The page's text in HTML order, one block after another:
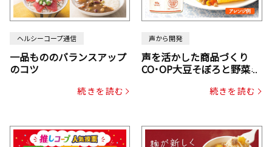
ヘルシーコープ通信
一品もののバランスアップ
のコツ
続きを読む
声から開発
声を活かした商品づくり
CO･OP大豆そぼろと野菜ミ
じん・コーン入り）続きを読む